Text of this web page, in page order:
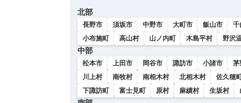
北部
長野市 須坂市 中野市 大町市 飯山市 千
小布施町
高山村 山ノ内町 木島平村 野沢
中部
松本市 上田市 岡谷市 諏訪市 小諸市 茅
川上村
南牧村 南相木村 北相木村 佐久穂
下諏訪町
富士見町 原村 麻績村 生坂村